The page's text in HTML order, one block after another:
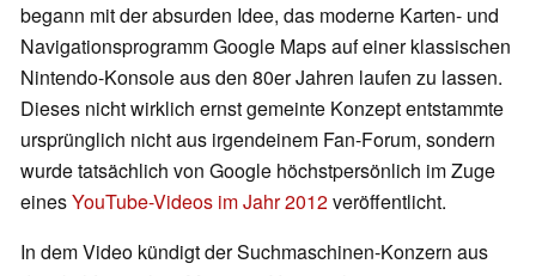
begann mit der absurden Idee, das moderne Karten- und
Navigationsprogramm Google Maps auf einer klassischen
Nintendo-Konsole aus den 80er Jahren laufen zu lassen.
Dieses nicht wirklich ernst gemeinte Konzept entstammte
ursprünglich nicht aus irgendeinem Fan-Forum, sondern
wurde tatsächlich von Google höchstpersönlich im Zuge
einesYouTube-Videos im Jahr 2012veröffentlicht.
In dem Video kündigt der Suchmaschinen-Konzern aus